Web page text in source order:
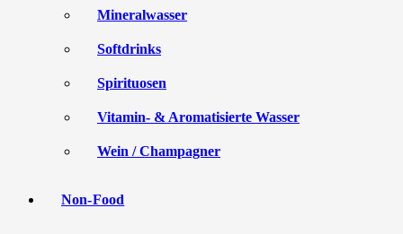
Mineralwasser
Softdrinks
Spirituosen
Vitamin- & Aromatisierte Wasser
Wein / Champagner
Non-Food